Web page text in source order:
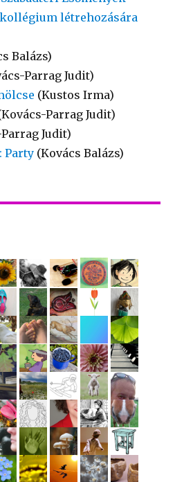
létrehozására
Balázs)
Parrag Judit)
(Kustos Irma)
Parrag Judit)
Judit)
Party (Kovács Balázs)